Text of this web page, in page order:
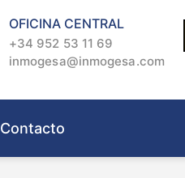
OFICINA CENTRAL
+34 952 53 11 69
inmogesa@inmogesa.com
Contacto